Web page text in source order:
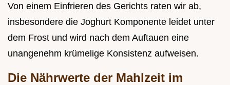
Von einem Einfrieren des Gerichts raten wir ab,
insbesondere die Joghurt Komponente leidet unter
dem Frost und wird nach dem Auftauen eine
unangenehm krümelige Konsistenz aufweisen.
Die Nährwerte der Mahlzeit im